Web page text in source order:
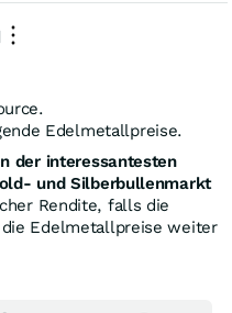
Edelmetallpreise.
der interessantesten
und Silberbullenmarkt
Rendite, falls die
Edelmetallpreise weiter